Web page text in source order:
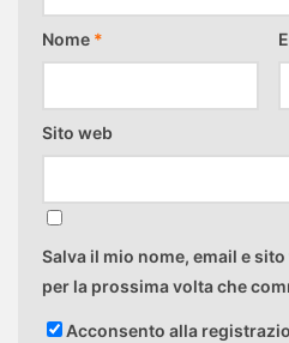
Nome *
Sito web
Salva il mio nome, email e
per la prossima volta che
Acconsento alla